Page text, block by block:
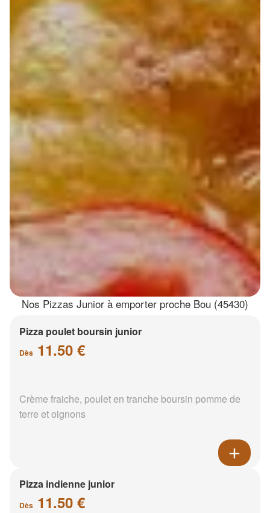
Nos Pizzas Junior à emporter proche Bou (45430)
Pizza poulet boursin junior
Dès 11.50 €
Crème fraiche, poulet en tranche boursin pomme de
terre et oignons
Pizza indienne junior
Dès 11.50 €